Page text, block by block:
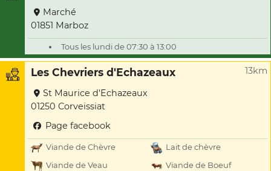
Marché
01851 Marboz
Tous les lundi de 07:30 à 13:00
Les Chevriers d'Echazeaux 13km
St Maurice d'Echazeaux
01250 Corveissiat
Page facebook
Viande de Chèvre
Lait de chèvre
Viande de Veau
Viande de Boeuf